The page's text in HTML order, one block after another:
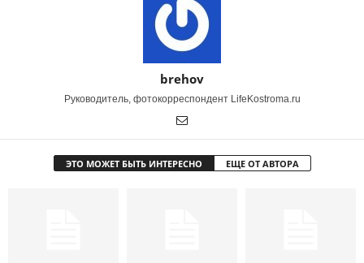
brehov
Руководитель, фотокорреспондент LifeKostroma.ru
ЭТО МОЖЕТ БЫТЬ ИНТЕРЕСНО ЕЩЕ ОТ АВТОРА